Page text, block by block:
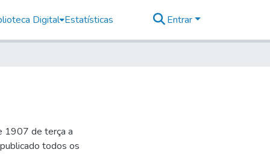
Digital Estatísticas Entrar
1907 de terça a
todos os